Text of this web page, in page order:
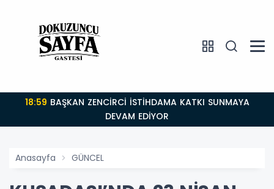
18:59
DEVAM EDİYOR
Anasayfa GÜNCEL